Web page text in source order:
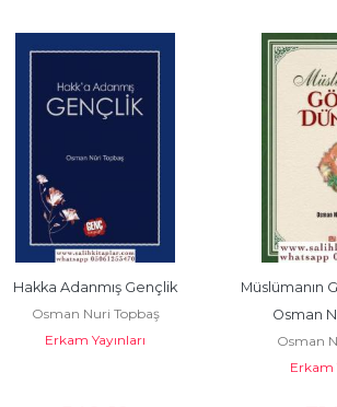
Hakka Adanmış Gençlik
Osman Nuri Topbaş
Erkam Yayınları
Müslümanın
Osman
Osman
Erkam